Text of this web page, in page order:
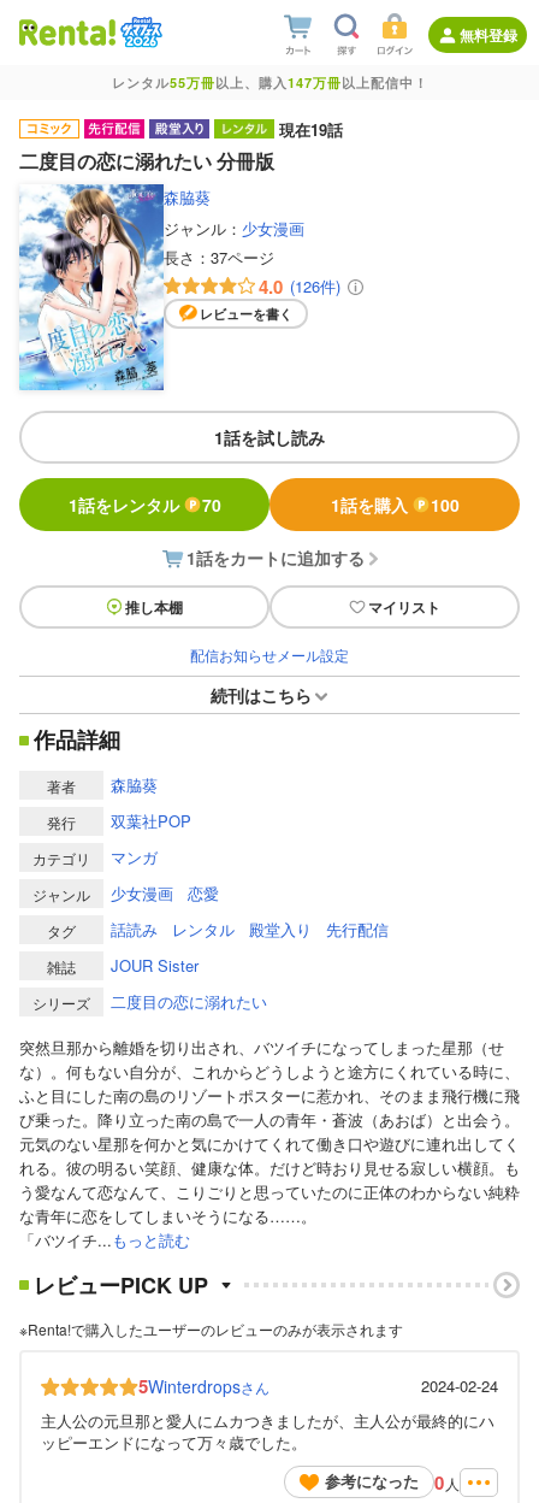
無料登録
レンタル55万冊以上、購入147万冊以上配信中！
現在19話
二度目の恋に溺れたい 分冊版
森脇葵
ジャンル： 少女漫画
長さ： 37ページ
4.0 (126件)
レビューを書く
1話を試し読み
1話をレンタル 70 1話を購入 100
1話をカートに追加する
推し本棚 マイリスト
配信お知らせメール設定
続刊はこちら
作品詳細
著者 森脇葵
発行 双葉社POP
カテゴリ マンガ
ジャンル 少女漫画 恋愛
タグ 話読み レンタル 殿堂入り 先行配信
雑誌 JOUR Sister
シリーズ
二度目の恋に溺れたい
突然旦那から離婚を切り出され、バツイチになってしまった星那（せ
な）。何もない自分が、これからどうしようと途方にくれている時に、
ふと目にした南の島のリゾートポスターに惹かれ、そのまま飛行機に飛
び乗った。降り立った南の島で一人の青年・蒼波（あおば）と出会う。
元気のない星那を何かと気にかけてくれて働き口や遊びに連れ出してく
れる。彼の明るい笑顔、健康な体。だけど時おり見せる寂しい横顔。も
う愛なんて恋なんて、こりごりと思っていたのに正体のわからない純粋
な青年に恋をしてしまいそうになる……。
「バツイチ...もっと読む
レビューPICK UP
※Renta!で購入したユーザーのレビューのみが表示されます
5Winterdropsさん
2024-02-24
主人公の元旦那と愛人にムカつきましたが、主人公が最終的にハ
ッピーエンドになって万々歳でした。
参考になった
0 人